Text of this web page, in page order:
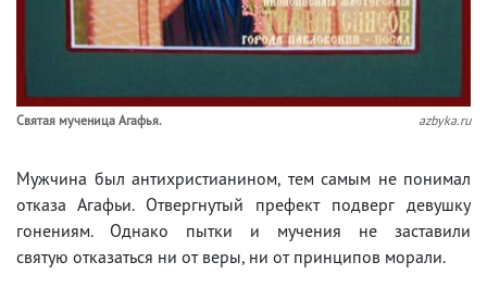
Святая мученица Агафья. azbyka.ru
Мужчина был антихристианином, тем самым не понимал
отказа Агафьи. Отвергнутый префект подверг девушку
гонениям. Однако пытки и мучения не заставили
святую отказаться ни от веры, ни от принципов морали.